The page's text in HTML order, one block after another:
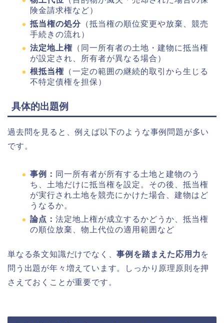
険金請求権など）
抵当権の処分 （抵当権の順位変更や放棄、競売
手続きの流れ）
法定地上権 （同一所有者の土地・建物に抵当権
が設定され、所有者が異なる場合）
根抵当権 （一定の範囲の継続的取引から生じる
不特定債権を担保）
具体的出題例
過去問を見ると、例えば以下のような事例問題が多い
です。
事例： 同一所有者が所有する土地と建物のう
ち、土地だけに抵当権を設定。その後、抵当権
が実行され土地を競売にかけた場合、建物はど
うなるか。
論点： 法定地上権が成立するかどうか、抵当権
の順位放棄、物上代位の適用範囲など
単なる条文知識だけでなく、事例を踏まえた応用力を
問う出題が年々増えています。しっかり原理原則を押
さえておくことが重要です。